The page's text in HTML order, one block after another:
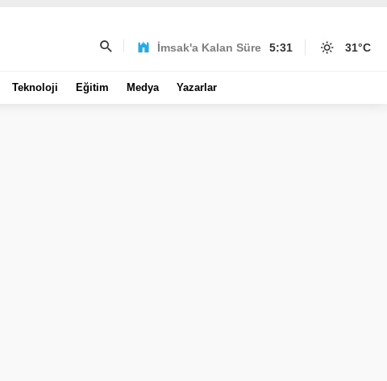
İmsak'a Kalan Süre 5:31 31°C
Teknoloji Eğitim Medya Yazarlar